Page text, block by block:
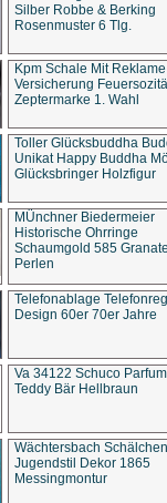
Silber Robbe & Berking
Rosenmuster 6 Tlg.
Kpm Schale Mit Reklame
Versicherung
Zeptermarke 1. Wahl
Toller Glücksbuddha
Unikat Happy Buddha
Glücksbringer Holzfigur
MÜnchner Biedermeier
Historische Ohrringe
Schaumgold 585
Perlen
Telefonablage
Design 60er 70er Jahre
Va 34122 Schuco
Teddy Bär Hellbraun
Wächtersbach Schälchen
Jugendstil Dekor 1865
Messingmontur